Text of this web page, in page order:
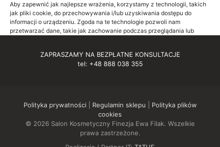
Aby zapewnić jak najlepsze wrażenia, korzystamy z technologii, takich
jak pliki cookie, do przechowywania i/lub uzyskiwania dostępu do
informacji o urządzeniu. Zgoda na te technologie pozwoli nam
przetwarzać dane, takie jak zachowanie podczas przeglądania lub
Odmów
Zobacz preferencje
ZAPRASZAMY NA BEZPŁATNE KONSULTACJE
tel: +48 888 038 355
Polityka prywatności Regulamin sklepu
Polityka plików
cookies
© 2026 Salon Kosmetyczny Finezja Ewa Filak. Wszelkie
prawa zastrzeżone.